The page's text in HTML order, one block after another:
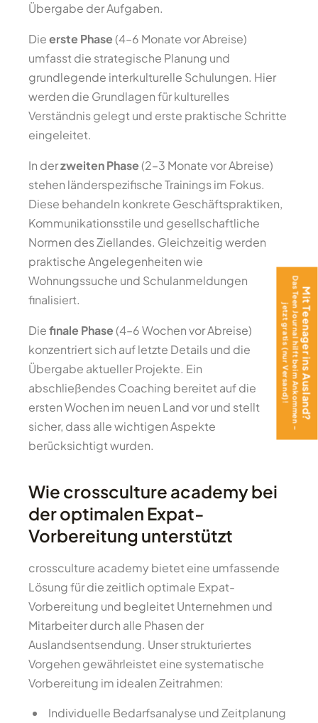
Übergabe der Aufgaben.
Dieerste Phase(4–6 Monate vor Abreise)
umfasst die strategische Planung und
grundlegende interkulturelle Schulungen. Hier
werden die Grundlagen für kulturelles
Verständnis gelegt und erste praktische Schritte
eingeleitet.
In derzweiten Phase(2–3 Monate vor Abreise)
stehen länderspezifische Trainings im Fokus.
Diese behandeln konkrete Geschäftspraktiken,
Kommunikationsstile und gesellschaftliche
Normen des Ziellandes. Gleichzeitig werden
praktische Angelegenheiten wie
Wohnungssuche und Schulanmeldungen
finalisiert.
Diefinale Phase(4–6 Wochen vor Abreise)
konzentriert sich auf letzte Details und die
Übergabe aktueller Projekte. Ein
abschließendes Coaching bereitet auf die
ersten Wochen im neuen Land vor und stellt
sicher, dass alle wichtigen Aspekte
berücksichtigt wurden.
Wie crossculture academy bei
der optimalen Expat-
Vorbereitung unterstützt
crossculture academy bietet eine umfassende
Lösung für die zeitlich optimale Expat-
Vorbereitung und begleitet Unternehmen und
Mitarbeiter durch alle Phasen der
Auslandsentsendung. Unser strukturiertes
Vorgehen gewährleistet eine systematische
Vorbereitung im idealen Zeitrahmen:
Individuelle Bedarfsanalyse und Zeitplanung
Mit Teenager ins Ausland?
Das Teen Journal hilft beim Ankommen –
jetzt gratis (nur Versand)!